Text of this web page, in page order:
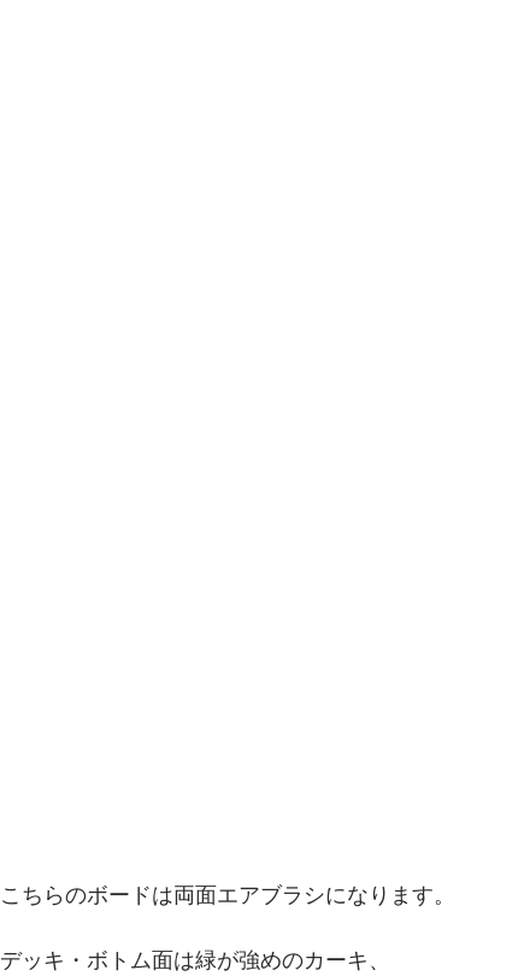
こちらのボードは両面エアブラシになります。
デッキ・ボトム面は緑が強めのカーキ、